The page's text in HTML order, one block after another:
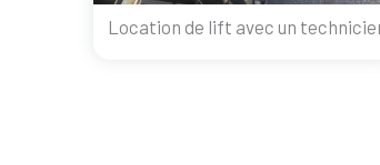
Location de lift avec un